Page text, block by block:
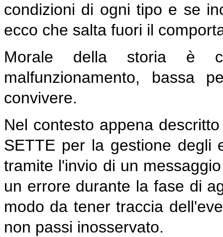
condizioni di ogni tipo e se
ecco che salta fuori il
Morale della storia è
malfunzionamento, bassa
convivere.
Nel contesto appena
SETTE per la gestione degli
tramite l'invio di un
un errore durante la fase di
modo da tener traccia
non passi inosservato.